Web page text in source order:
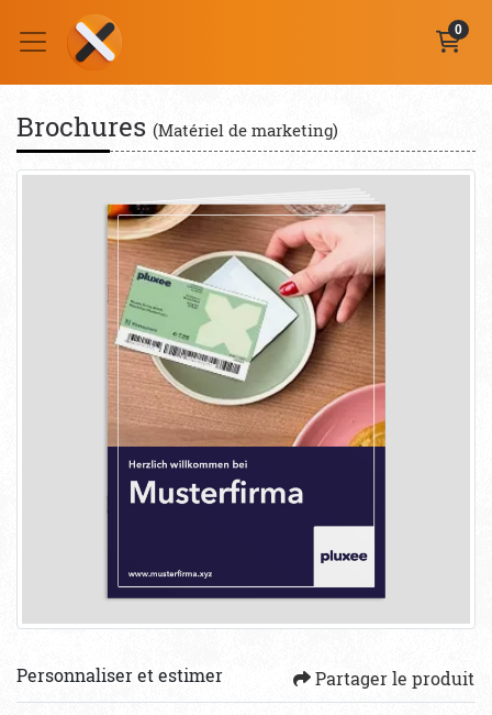
0
Brochures (Matériel de marketing)
Personnaliser et estimer Partager le produit